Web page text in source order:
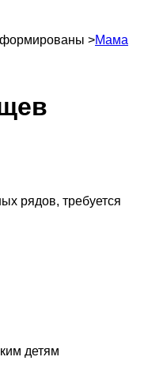
>Мама
рядов, требуется
детям